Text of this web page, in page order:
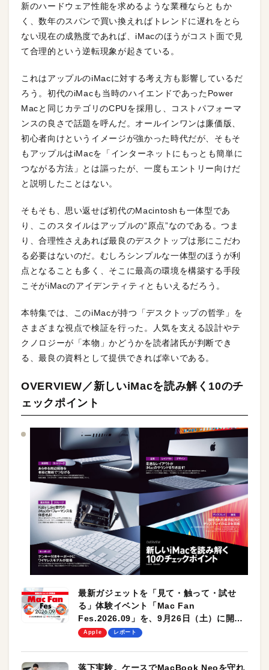
新のハードウェア性能を求めるような業種ならともか
く、数年のスパンで買い換えればトレンドに遅れをとら
ない現在の成熟度であれば、iMacのほうがコスト面で見
て合理的という逆転現象が起きている。
これはアップルのiMacに対する考え方も影響しているだ
ろう。初代のiMacも当時のハイエンドであったPower
Macと同じカテゴリのCPUを採用し、コストパフォーマ
ンスの良さで話題を呼んだ。オールインワンは廉価版、
初心者向けというイメージが強かった時代だが、そもそ
もアップルはiMacを「インターネットにもっとも簡単に
つながる方法」とは謳ったが、一度もエントリー向けだ
と説明したことはない。
そもそも、思い返せば初代のMacintoshも一体型であ
り、このスタイルはアップルの“原点”なのである。つま
り、合理性さえあれば最良のデスクトップは形にこだわ
る必要はないのだ。むしろシンプルな一体型のほうが利
点となることも多く、そこに最高の環境を構築する手段
こそがiMacのアイデンティティともいえるだろう。
本特集では、このiMacが持つ「デスクトップの哲学」を
さまざまな視点で検証を行った。人気を支える設計やテ
クノロジーが「本物」かどうかを読者諸氏が判断でき
る、最良の資料として提供できれば幸いである。
OVERVIEW／新しいiMacを読み解く10のチ
ェックポイント
最新ガジェットを「見て・触って・試せ
る」体験イベント「Mac Fan
Fes.2026.09」を、9月26日（土）に開催
します！
Apple レポート
落下実験。ケースでMacBook Neoを守れ